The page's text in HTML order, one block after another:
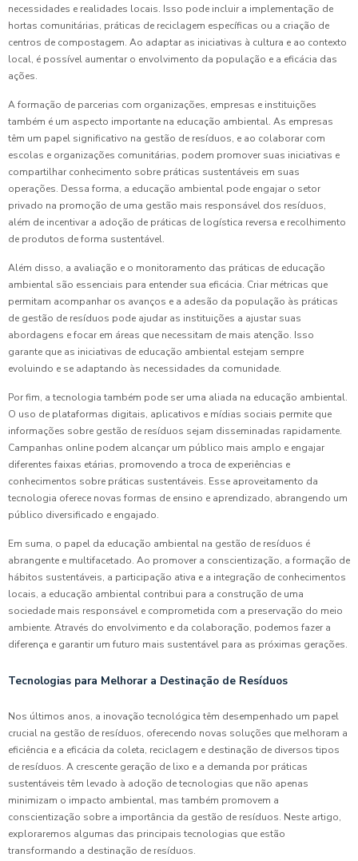
necessidades e realidades locais. Isso pode incluir a implementação de
hortas comunitárias, práticas de reciclagem específicas ou a criação de
centros de compostagem. Ao adaptar as iniciativas à cultura e ao contexto
local, é possível aumentar o envolvimento da população e a eficácia das
ações.
A formação de parcerias com organizações, empresas e instituições
também é um aspecto importante na educação ambiental. As empresas
têm um papel significativo na gestão de resíduos, e ao colaborar com
escolas e organizações comunitárias, podem promover suas iniciativas e
compartilhar conhecimento sobre práticas sustentáveis em suas
operações. Dessa forma, a educação ambiental pode engajar o setor
privado na promoção de uma gestão mais responsável dos resíduos,
além de incentivar a adoção de práticas de logística reversa e recolhimento
de produtos de forma sustentável.
Além disso, a avaliação e o monitoramento das práticas de educação
ambiental são essenciais para entender sua eficácia. Criar métricas que
permitam acompanhar os avanços e a adesão da população às práticas
de gestão de resíduos pode ajudar as instituições a ajustar suas
abordagens e focar em áreas que necessitam de mais atenção. Isso
garante que as iniciativas de educação ambiental estejam sempre
evoluindo e se adaptando às necessidades da comunidade.
Por fim, a tecnologia também pode ser uma aliada na educação ambiental.
O uso de plataformas digitais, aplicativos e mídias sociais permite que
informações sobre gestão de resíduos sejam disseminadas rapidamente.
Campanhas online podem alcançar um público mais amplo e engajar
diferentes faixas etárias, promovendo a troca de experiências e
conhecimentos sobre práticas sustentáveis. Esse aproveitamento da
tecnologia oferece novas formas de ensino e aprendizado, abrangendo um
público diversificado e engajado.
Em suma, o papel da educação ambiental na gestão de resíduos é
abrangente e multifacetado. Ao promover a conscientização, a formação de
hábitos sustentáveis, a participação ativa e a integração de conhecimentos
locais, a educação ambiental contribui para a construção de uma
sociedade mais responsável e comprometida com a preservação do meio
ambiente. Através do envolvimento e da colaboração, podemos fazer a
diferença e garantir um futuro mais sustentável para as próximas gerações.
Tecnologias para Melhorar a Destinação de Resíduos
Nos últimos anos, a inovação tecnológica têm desempenhado um papel
crucial na gestão de resíduos, oferecendo novas soluções que melhoram a
eficiência e a eficácia da coleta, reciclagem e destinação de diversos tipos
de resíduos. A crescente geração de lixo e a demanda por práticas
sustentáveis têm levado à adoção de tecnologias que não apenas
minimizam o impacto ambiental, mas também promovem a
conscientização sobre a importância da gestão de resíduos. Neste artigo,
exploraremos algumas das principais tecnologias que estão
transformando a destinação de resíduos.